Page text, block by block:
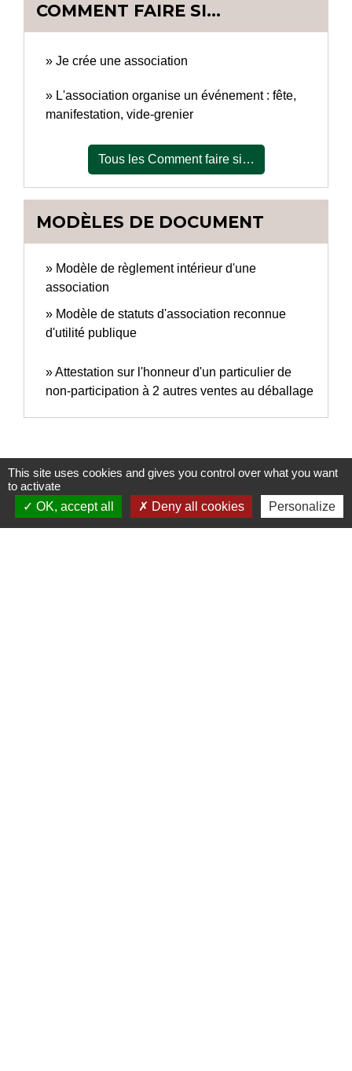
COMMENT FAIRE SI…
Je crée une association
L'association organise un événement : fête,
manifestation, vide-grenier
Tous les Comment faire si…
MODÈLES DE DOCUMENT
Modèle de règlement intérieur d'une
association
Modèle de statuts d'association reconnue
d'utilité publique
Attestation sur l'honneur d'un particulier de
non-participation à 2 autres ventes au déballage
Contacts
Commune de Meysse
This site uses cookies and gives you control over what you want
to activate
OK, accept all
Deny all cookies Personalize